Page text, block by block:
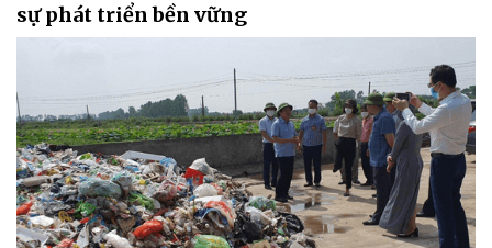
sự phát triển bền vững